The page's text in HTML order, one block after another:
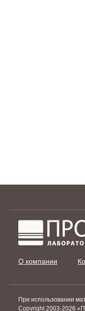
О компании
При использовании
Copyright 2003-2026